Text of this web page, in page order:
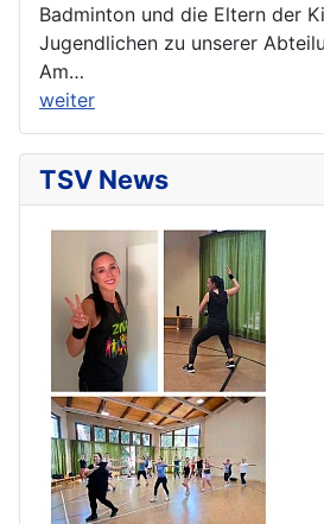
TSV News
Badminton und die Eltern der
Jugendlichen zu unserer
Am…
weiter